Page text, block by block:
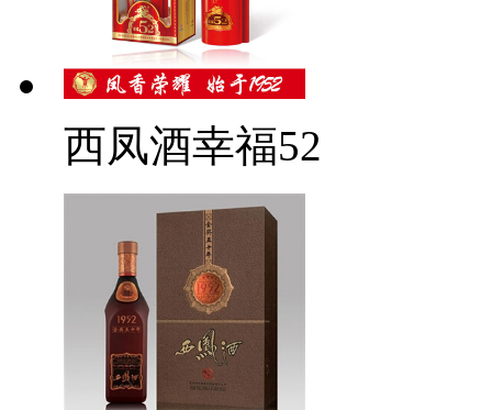
西凤酒幸福52